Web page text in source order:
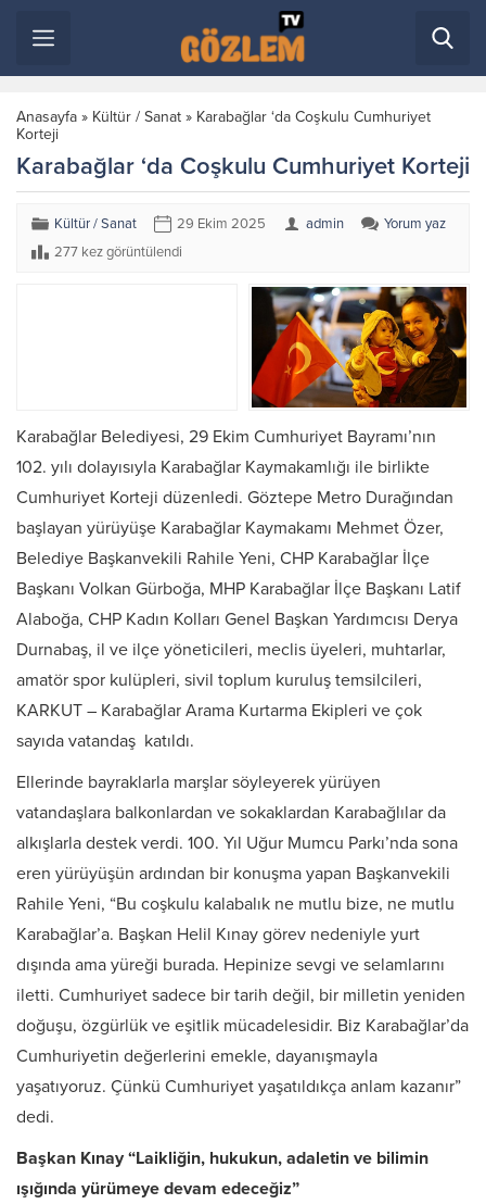
Anasayfa » Kültür / Sanat » Karabağlar ‘da Coşkulu Cumhuriyet
Korteji
Karabağlar ‘da Coşkulu Cumhuriyet Korteji
Kültür / Sanat 29 Ekim 2025 admin
Yorum yaz
277 kez görüntülendi
Karabağlar Belediyesi, 29 Ekim Cumhuriyet Bayramı’nın
102. yılı dolayısıyla Karabağlar Kaymakamlığı ile birlikte
Cumhuriyet Korteji düzenledi. Göztepe Metro Durağından
başlayan yürüyüşe Karabağlar Kaymakamı Mehmet Özer,
Belediye Başkanvekili Rahile Yeni, CHP Karabağlar İlçe
Başkanı Volkan Gürboğa, MHP Karabağlar İlçe Başkanı Latif
Alaboğa, CHP Kadın Kolları Genel Başkan Yardımcısı Derya
Durnabaş, il ve ilçe yöneticileri, meclis üyeleri, muhtarlar,
amatör spor kulüpleri, sivil toplum kuruluş temsilcileri,
KARKUT – Karabağlar Arama Kurtarma Ekipleri ve çok
sayıda vatandaş katıldı.
Ellerinde bayraklarla marşlar söyleyerek yürüyen
vatandaşlara balkonlardan ve sokaklardan Karabağlılar da
alkışlarla destek verdi. 100. Yıl Uğur Mumcu Parkı’nda sona
eren yürüyüşün ardından bir konuşma yapan Başkanvekili
Rahile Yeni, “Bu coşkulu kalabalık ne mutlu bize, ne mutlu
Karabağlar’a. Başkan Helil Kınay görev nedeniyle yurt
dışında ama yüreği burada. Hepinize sevgi ve selamlarını
iletti. Cumhuriyet sadece bir tarih değil, bir milletin yeniden
doğuşu, özgürlük ve eşitlik mücadelesidir. Biz Karabağlar’da
Cumhuriyetin değerlerini emekle, dayanışmayla
yaşatıyoruz. Çünkü Cumhuriyet yaşatıldıkça anlam kazanır”
dedi.
Başkan Kınay “Laikliğin, hukukun, adaletin ve bilimin
ışığında yürümeye devam edeceğiz”